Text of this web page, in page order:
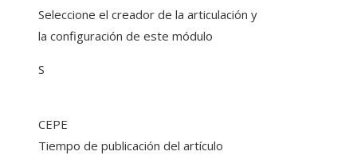
Seleccione el creador de la articulación y
la configuración de este módulo
S
CEPE
Tiempo de publicación del artículo